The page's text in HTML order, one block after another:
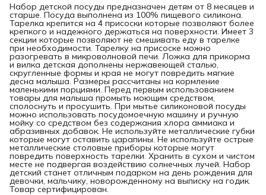
Набор детской посуды предназначен детям от 8 месяцев и
старше. Посуда выполнена из 100% пищевого силикона.
Тарелка крепится на 4 присоски которые позволяют более
крепкого и надежного держаться на поверхности. Имеет 3
секции которые позволяют не смешивать еду в тарелке
при необходимости. Тарелку на присоске можно
разогревать в микроволновой печи. Ложка для прикорма
и вилка детская дополнены нержавеющей сталью,
скругленные формы и края не могут повредить мягкие
десна малыша. Размеры рассчитаны на кормление
маленькими порциями. Перед первым использованием
товары для малыша промыть моющим средством,
сполоснуть и просушить. При мытье силиконовой посуды
можно использовать посудомоечную машину и ручную
мойку со средством без содержания хлора аммиака и
абразивных добавок. Не используйте металлические губки
которые могут оставить царапины. Не используйте острые
металлические столовые приборы которые могут
повредить поверхность тарелки. Хранить в сухом и чистом
месте не подвергая воздействию солнечных лучей. Набор
детский станет отличным подарком на день рождения для
девочки, мальчику, новорожденному на выписку на годик.
Товар сертифицирован.